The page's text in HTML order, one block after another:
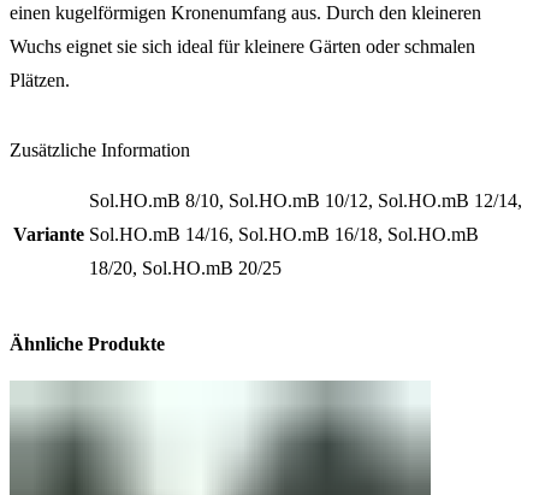
einen kugelförmigen Kronenumfang aus. Durch den kleineren
Wuchs eignet sie sich ideal für kleinere Gärten oder schmalen
Plätzen.
Zusätzliche Information
Variante
Sol.HO.mB 8/10, Sol.HO.mB 10/12, Sol.HO.mB 12/14,
Sol.HO.mB 14/16, Sol.HO.mB 16/18, Sol.HO.mB
18/20, Sol.HO.mB 20/25
Ähnliche Produkte